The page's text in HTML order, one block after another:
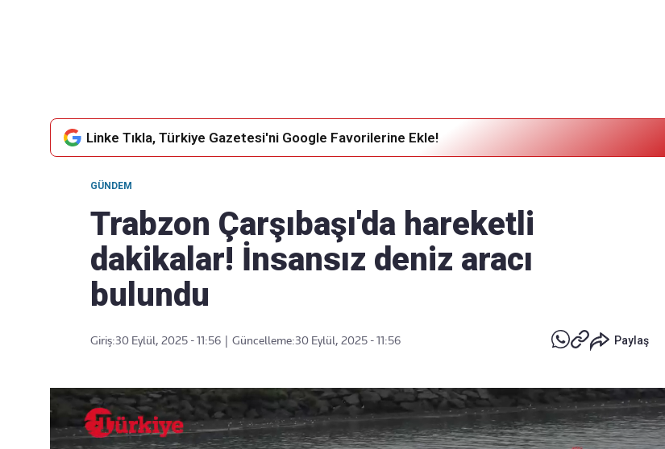
Linke Tıkla, Türkiye Gazetesi'ni Google Favorilerine Ekle!
GÜNDEM
Trabzon Çarşıbaşı'da hareketli
dakikalar! İnsansız deniz aracı
bulundu
Giriş:30 Eylül, 2025 - 11:56 Güncelleme:30 Eylül, 2025 - 11:56 Paylaş